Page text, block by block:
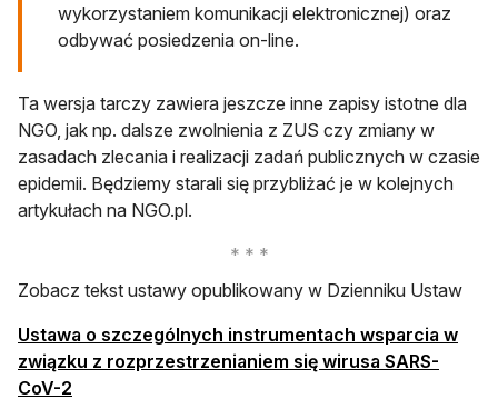
wykorzystaniem komunikacji elektronicznej) oraz
odbywać posiedzenia on-line.
Ta wersja tarczy zawiera jeszcze inne zapisy istotne dla
NGO, jak np. dalsze zwolnienia z ZUS czy zmiany w
zasadach zlecania i realizacji zadań publicznych w czasie
epidemii. Będziemy starali się przybliżać je w kolejnych
artykułach na NGO.pl.
Zobacz tekst ustawy opublikowany w Dzienniku Ustaw
Ustawa o szczególnych instrumentach wsparcia w
związku z rozprzestrzenianiem się wirusa SARS-
CoV-2